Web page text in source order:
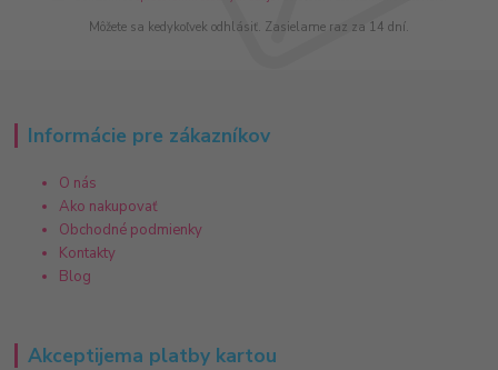
Môžete sa kedykoľvek odhlásiť. Zasielame raz za 14 dní.
Informácie pre zákazníkov
O nás
Ako nakupovať
Obchodné podmienky
Kontakty
Blog
Akceptijema platby kartou